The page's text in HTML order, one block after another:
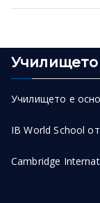
Училището
Училището е
IB World School
Cambridge